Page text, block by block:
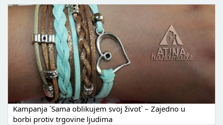
Kampanja `Sama oblikujem svoj život` – Zajedno u
borbi protiv trgovine ljudima